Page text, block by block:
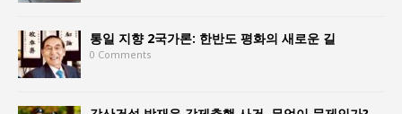
통일 지향 2국가론: 한반도 평화의 새로운 길
0 Comments